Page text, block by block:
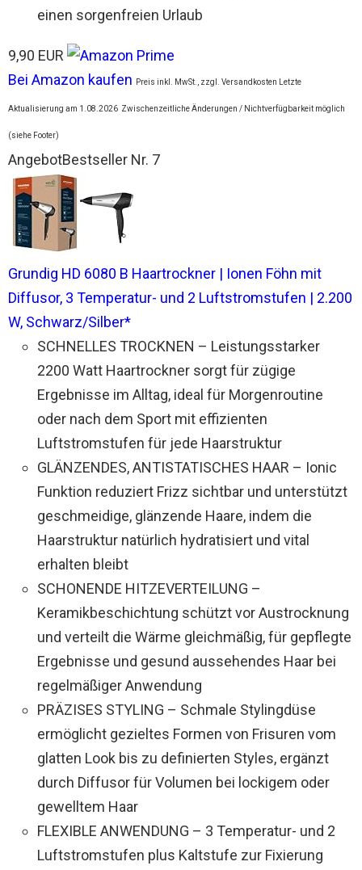
einen sorgenfreien Urlaub
9,90 EUR
Bei Amazon kaufen
Preis inkl. MwSt., zzgl. Versandkosten Letzte
Aktualisierung am 1.08.2026 Zwischenzeitliche Änderungen / Nichtverfügbarkeit möglich
(siehe Footer)
AngebotBestseller Nr. 7
Grundig HD 6080 B Haartrockner | Ionen Föhn mit
Diffusor, 3 Temperatur- und 2 Luftstromstufen | 2.200
W, Schwarz/Silber*
SCHNELLES TROCKNEN – Leistungsstarker
2200 Watt Haartrockner sorgt für zügige
Ergebnisse im Alltag, ideal für Morgenroutine
oder nach dem Sport mit effizienten
Luftstromstufen für jede Haarstruktur
GLÄNZENDES, ANTISTATISCHES HAAR – Ionic
Funktion reduziert Frizz sichtbar und unterstützt
geschmeidige, glänzende Haare, indem die
Haarstruktur natürlich hydratisiert und vital
erhalten bleibt
SCHONENDE HITZEVERTEILUNG –
Keramikbeschichtung schützt vor Austrocknung
und verteilt die Wärme gleichmäßig, für gepflegte
Ergebnisse und gesund aussehendes Haar bei
regelmäßiger Anwendung
PRÄZISES STYLING – Schmale Stylingdüse
ermöglicht gezieltes Formen von Frisuren vom
glatten Look bis zu definierten Styles, ergänzt
durch Diffusor für Volumen bei lockigem oder
gewelltem Haar
FLEXIBLE ANWENDUNG – 3 Temperatur- und 2
Luftstromstufen plus Kaltstufe zur Fixierung